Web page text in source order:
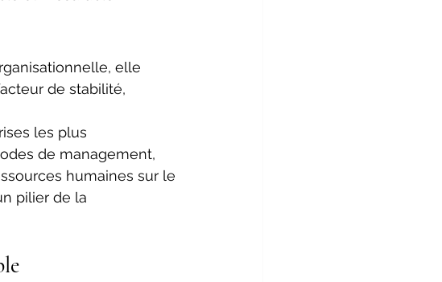
elle
de stabilité,
les plus
de management,
humaines sur le
pilier de la